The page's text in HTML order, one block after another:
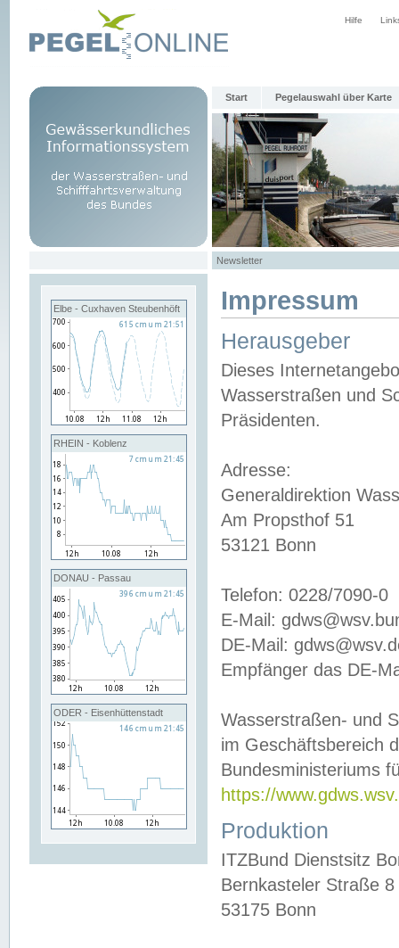
Hilfe
Start Pegelauswahl über Karte
Newsletter
Elbe - Cuxhaven Steubenhöft
RHEIN - Koblenz
DONAU - Passau
ODER - Eisenhüttenstadt
Impressum
Herausgeber
Dieses
Wasserstraßen und
Präsidenten.
Adresse:
Generaldirektion
Am Propsthof 51
53121 Bonn
Telefon: 0228/7090-0
E-Mail:
DE-Mail:
Empfänger das DE-
Wasserstraßen- und
im Geschäftsbereich
Bundesministeriums
https://
Produktion
ITZBund Dienstsitz
Bernkasteler Straße 8
53175 Bonn